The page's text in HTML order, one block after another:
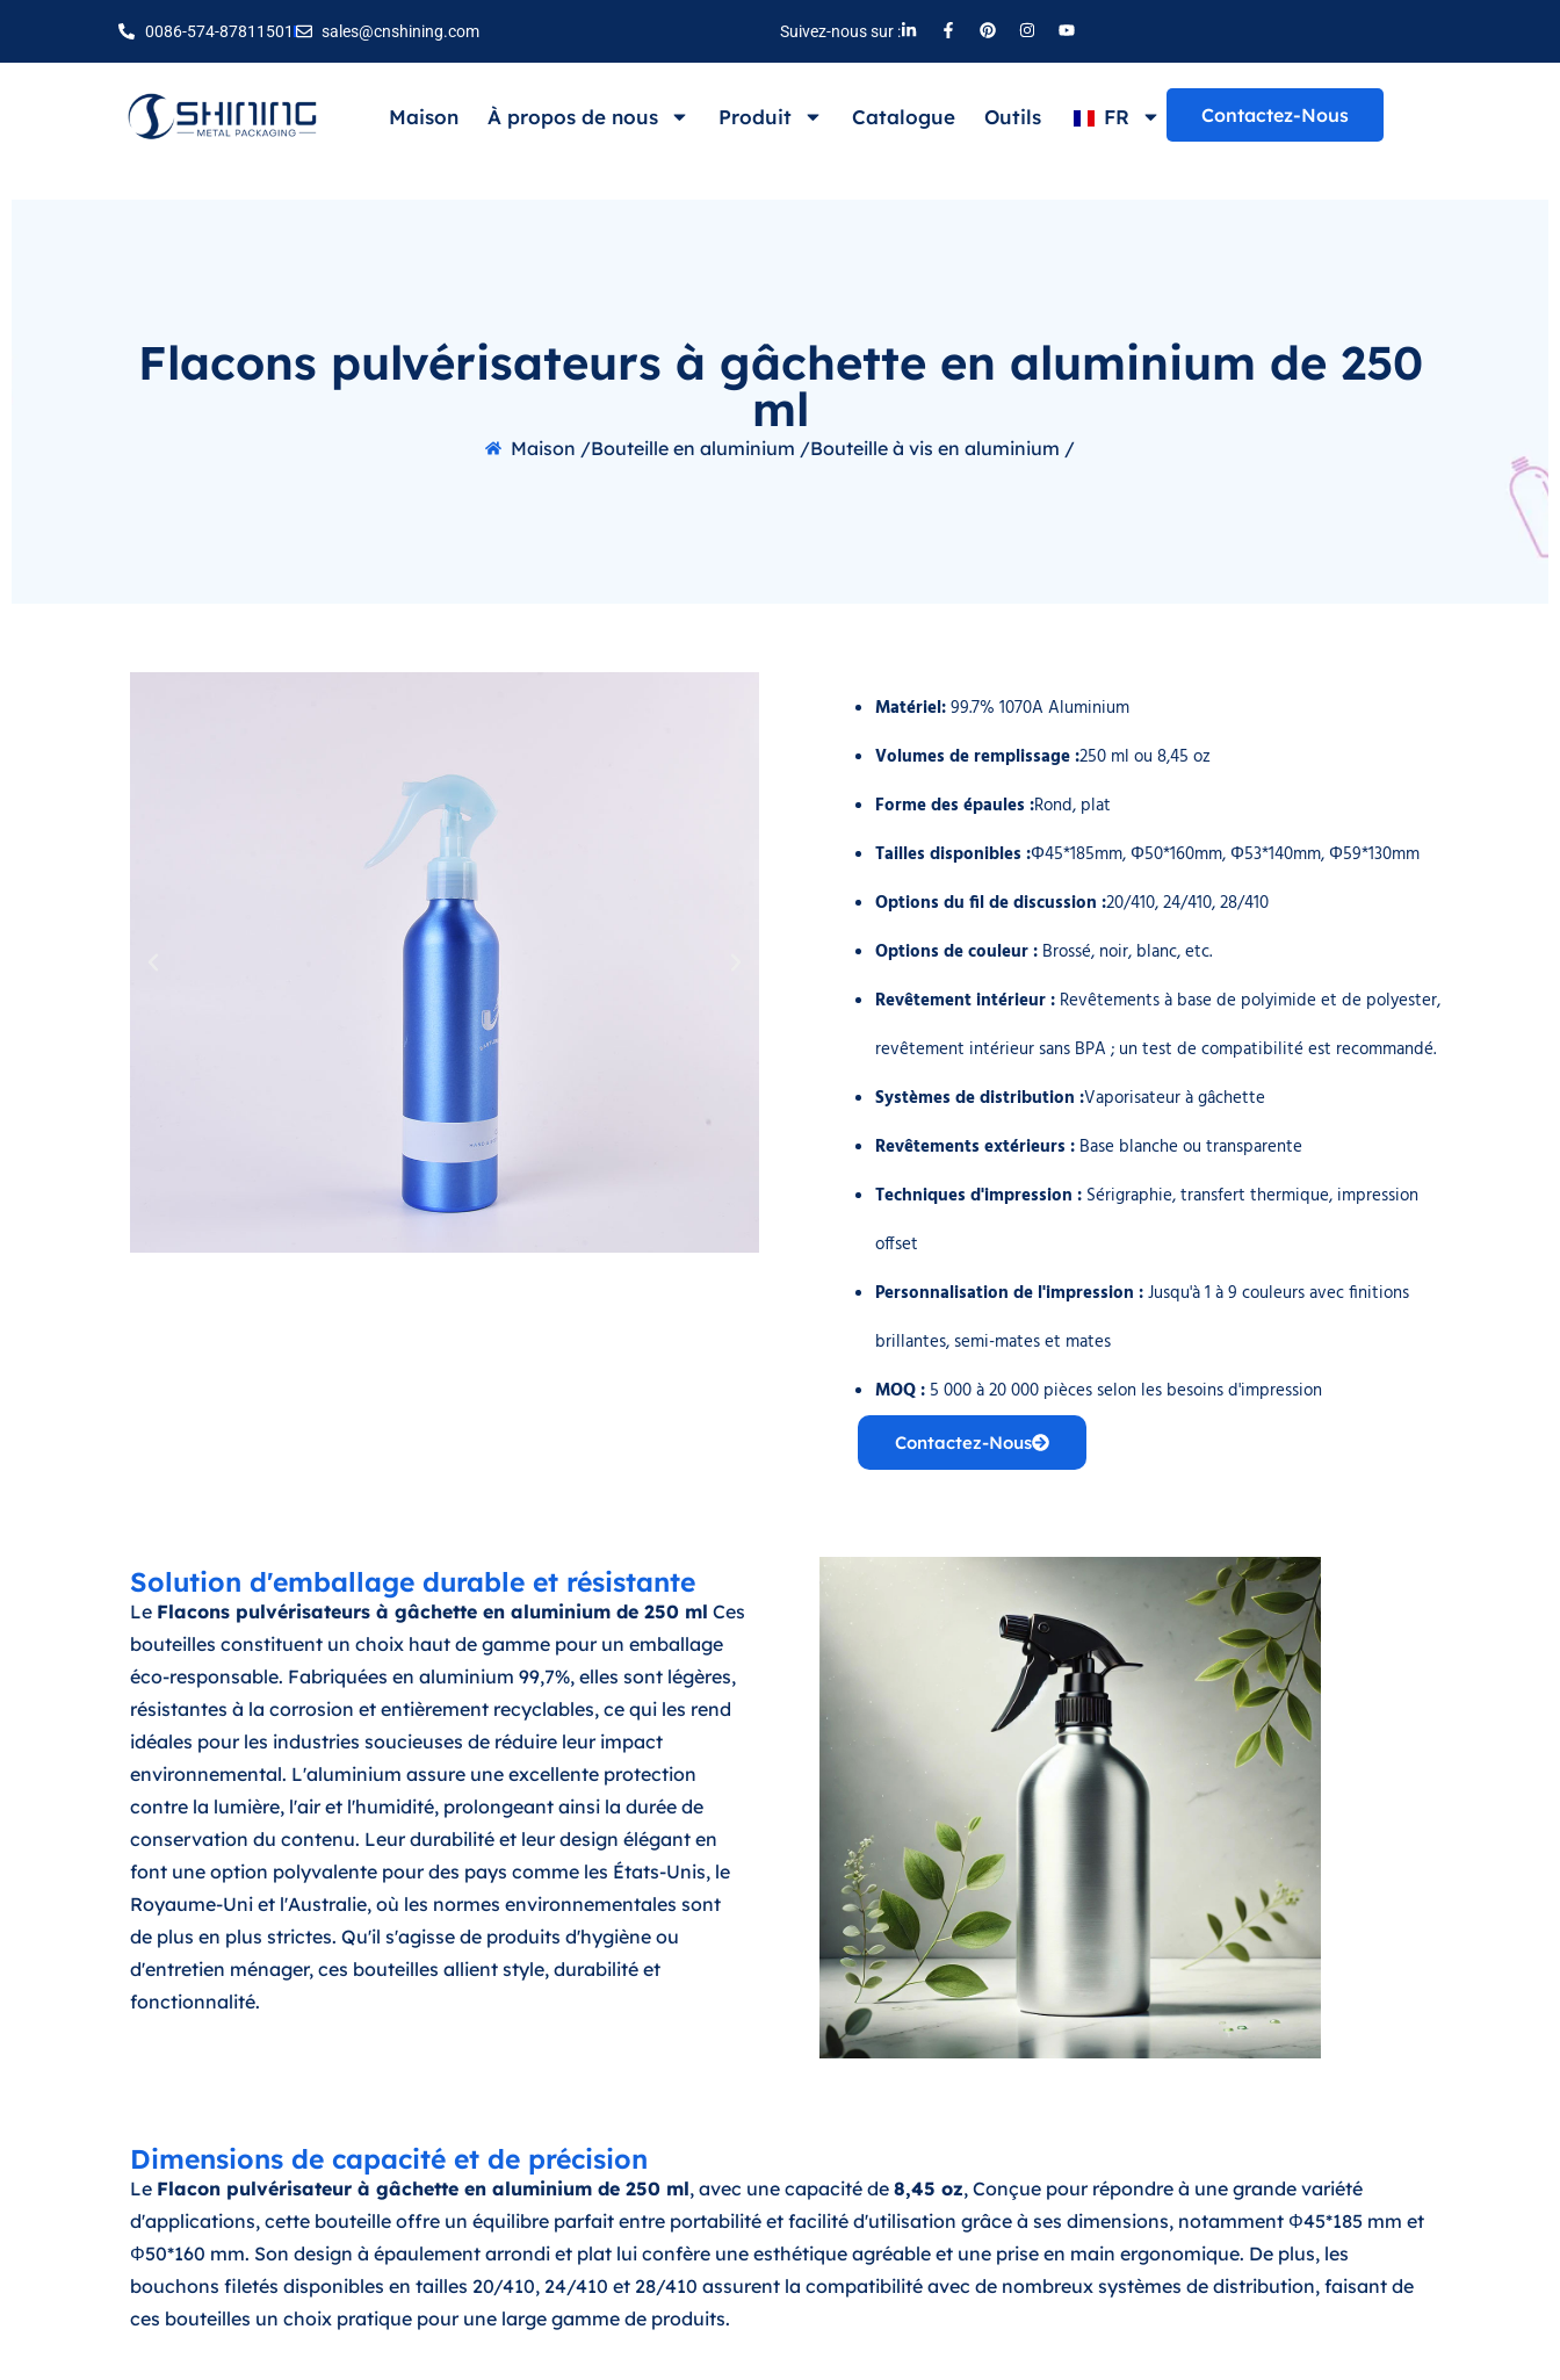
0086-574-87811501 sales@cnshining.com Suivez-nous sur :
Maison À propos de nous Produit Catalogue Outils FR Contactez-Nous
Flacons pulvérisateurs à gâchette en aluminium de 250
ml
Maison /Bouteille en aluminium /Bouteille à vis en aluminium /
Matériel:99.7% 1070A Aluminium
Volumes de remplissage :250 ml ou 8,45 oz
Forme des épaules :Rond, plat
Tailles disponibles :Φ45*185mm, Φ50*160mm, Φ53*140mm, Φ59*130mm
Options du fil de discussion :20/410, 24/410, 28/410
Options de couleur : Brossé, noir, blanc, etc.
Revêtement intérieur : Revêtements à base de polyimide et de polyester,
revêtement intérieur sans BPA ; un test de compatibilité est recommandé.
Systèmes de distribution :Vaporisateur à gâchette
Revêtements extérieurs : Base blanche ou transparente
Techniques d'impression : Sérigraphie, transfert thermique, impression
offset
Personnalisation de l'impression :Jusqu'à 1 à 9 couleurs avec finitions
brillantes, semi-mates et mates
MOQ : 5 000 à 20 000 pièces selon les besoins d'impression
Contactez-Nous
Solution d'emballage durable et résistante
Le Flacons pulvérisateurs à gâchette en aluminium de 250 ml Ces
bouteilles constituent un choix haut de gamme pour un emballage
éco-responsable. Fabriquées en aluminium 99,7%, elles sont légères,
résistantes à la corrosion et entièrement recyclables, ce qui les rend
idéales pour les industries soucieuses de réduire leur impact
environnemental. L'aluminium assure une excellente protection
contre la lumière, l'air et l'humidité, prolongeant ainsi la durée de
conservation du contenu. Leur durabilité et leur design élégant en
font une option polyvalente pour des pays comme les États-Unis, le
Royaume-Uni et l'Australie, où les normes environnementales sont
de plus en plus strictes. Qu'il s'agisse de produits d'hygiène ou
d'entretien ménager, ces bouteilles allient style, durabilité et
fonctionnalité.
Dimensions de capacité et de précision
Le Flacon pulvérisateur à gâchette en aluminium de 250 ml, avec une capacité de 8,45 oz, Conçue pour répondre à une grande variété
d'applications, cette bouteille offre un équilibre parfait entre portabilité et facilité d'utilisation grâce à ses dimensions, notamment Φ45*185 mm et
Φ50*160 mm. Son design à épaulement arrondi et plat lui confère une esthétique agréable et une prise en main ergonomique. De plus, les
bouchons filetés disponibles en tailles 20/410, 24/410 et 28/410 assurent la compatibilité avec de nombreux systèmes de distribution, faisant de
ces bouteilles un choix pratique pour une large gamme de produits.